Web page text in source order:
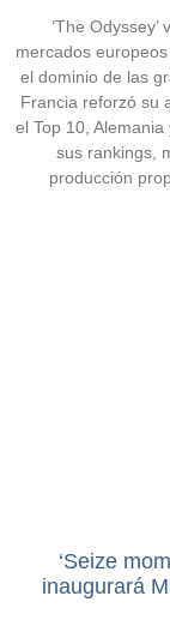
‘The
mercados
el dominio de las
Francia reforzó su
el Top 10,
sus rankings,
producción
‘Seize
inaugurará